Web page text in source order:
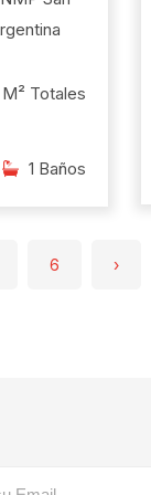
M² Totales
1 Baños
6 ›